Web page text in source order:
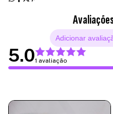
Adicionar
5.01 avaliação